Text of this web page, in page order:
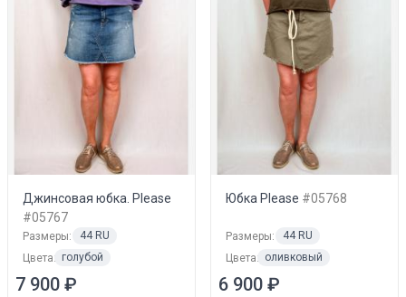
Джинсовая юбка. Please
#05767
Размеры:
44 RU
Цвета: голубой
7 900 ₽
Юбка Please #05768
Размеры:
44 RU
Цвета: оливковый
6 900 ₽